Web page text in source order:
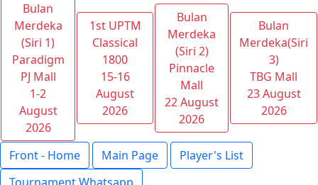
Bulan
Merdeka
(Siri 1)
Paradigm
PJ Mall
1-2
August
2026
1st UPTM
Classical
1800
15-16
August
2026
Bulan
Merdeka
(Siri 2)
Pinnacle
Mall
22 August
2026
Bulan
Merdeka(Siri
3)
TBG Mall
23 August
2026
Front - Home Main Page
Player's List